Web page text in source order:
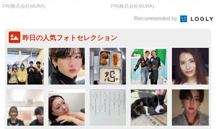
PR(株式会社MURA)
致」する方...
PR(株式会社MURA)
Recommended by
昨日の人気フォトセレクション